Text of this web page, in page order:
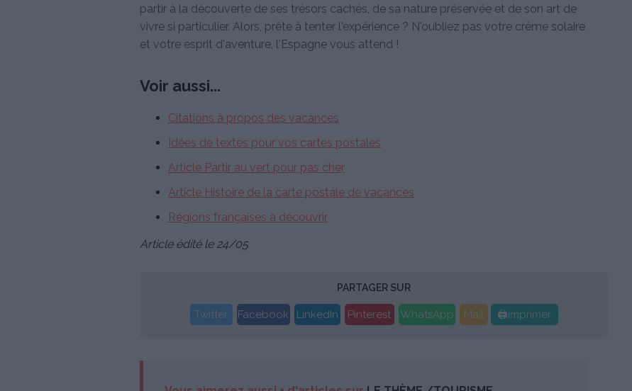
partir à la découverte de ses trésors cachés, de sa nature préservée et de son art de
vivre si particulier. Alors, prête à tenter l'expérience ? N'oubliez pas votre crème solaire
et votre esprit d'aventure, l'Espagne vous attend !
Voir aussi...
Citations à propos des vacances
Idées de textes pour vos cartes postales
Article Partir au vert pour pas cher
Article Histoire de la carte postale de vacances
Régions françaises à découvrir
Article édité le 24/05
PARTAGER SUR
Twitter Facebook LinkedIn Pinterest WhatsApp Mail 🖨imprimer